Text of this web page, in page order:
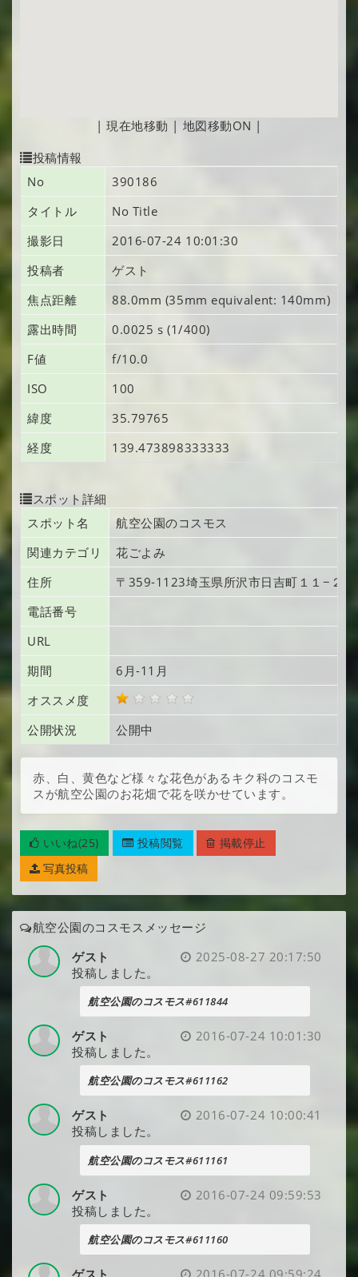
|現在地移動 | 地図移動ON |
投稿情報
No
390186
タイトル
No Title
撮影日
2016-07-24 10:01:30
投稿者
ゲスト
焦点距離
88.0mm (35mm equivalent: 140mm)
露出時間
0.0025 s (1/400)
F値
f/10.0
ISO
100
緯度
35.79765
経度
139.473898333333
スポット詳細
スポット名
航空公園のコスモス
関連カテゴリ
花ごよみ
住所
〒359-1123埼玉県所沢市日吉町 １１−２
電話番号
URL
期間
6月-11月
オススメ度
公開状況
公開中
赤、白、黄色など様々な花色があるキク科のコスモ
スが航空公園のお花畑で花を咲かせています。
いいね(25) 投稿閲覧
掲載停止
写真投稿
航空公園のコスモスメッセージ
2025-08-27 20:17:50
ゲスト
投稿しました。
航空公園のコスモス#611844
2016-07-24 10:01:30
ゲスト
投稿しました。
航空公園のコスモス#611162
2016-07-24 10:00:41
ゲスト
投稿しました。
航空公園のコスモス#611161
2016-07-24 09:59:53
ゲスト
投稿しました。
航空公園のコスモス#611160
2016-07-24 09:59:24
ゲスト